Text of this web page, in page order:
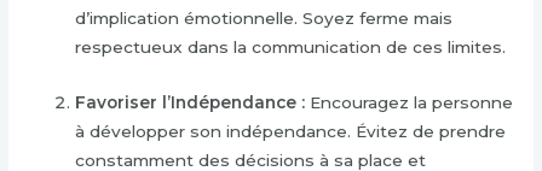
d’implication émotionnelle. Soyez ferme mais
respectueux dans la communication de ces limites.
Favoriser l’Indépendance : Encouragez la personne
à développer son indépendance. Évitez de prendre
constamment des décisions à sa place et